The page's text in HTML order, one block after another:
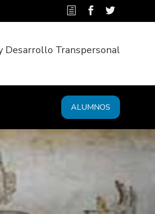
Desarrollo Transpersonal
ALUMNOS